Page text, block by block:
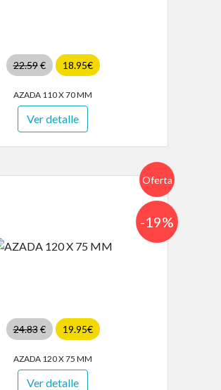
22.59€ 18.95€
AZADA 110 X 70 MM
Ver detalle
Oferta
24.83€ 19.95€
-19%
AZADA 120 X 75 MM
Ver detalle